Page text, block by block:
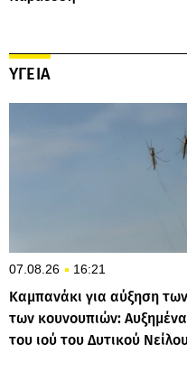
ΥΓΕΙΑ
07.08.26 16:21
Καμπανάκι για αύξηση
των κουνουπιών:
του ιού του Δυτικού